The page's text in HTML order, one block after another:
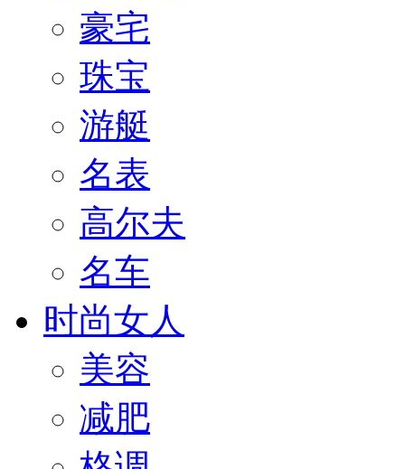
豪宅
珠宝
游艇
名表
高尔夫
名车
时尚女人
美容
减肥